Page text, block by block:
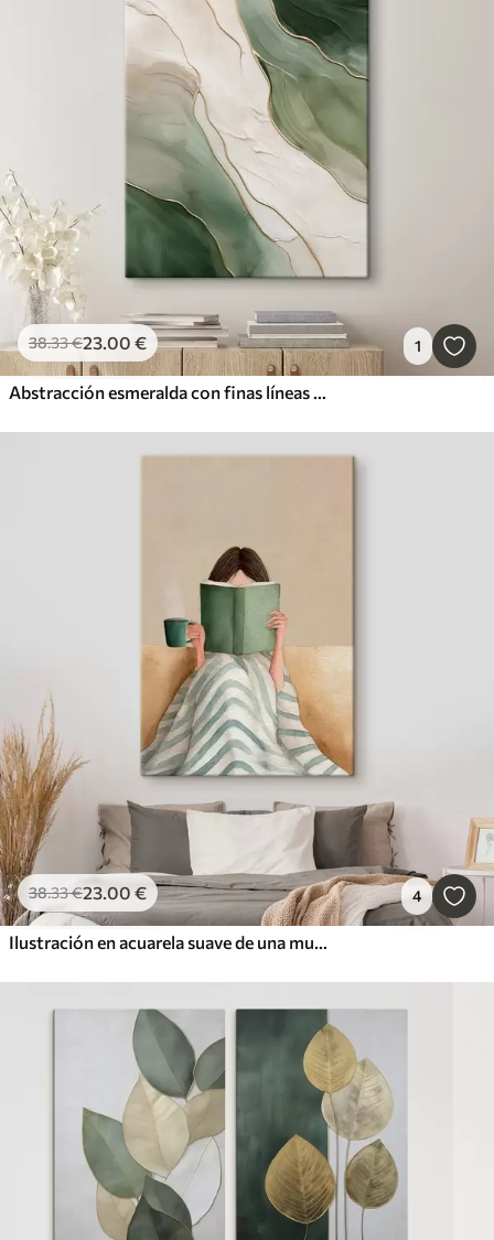
38.33€23.00 € 1
Abstracción esmeralda con finas líneas amarillas
38.33€23.00 € 4
Ilustración en acuarela suave de una mujer sentada en un sofá leyendo un libro.